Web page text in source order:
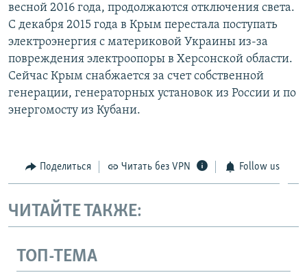
весной 2016 года, продолжаются отключения света.
С декабря 2015 года в Крым перестала поступать
электроэнергия с материковой Украины из-за
повреждения электроопоры в Херсонской области.
Сейчас Крым снабжается за счет собственной
генерации, генераторных установок из России и по
энергомосту из Кубани.
Поделиться Читать без VPN Follow us
ЧИТАЙТЕ ТАКЖЕ:
ТОП-ТЕМА